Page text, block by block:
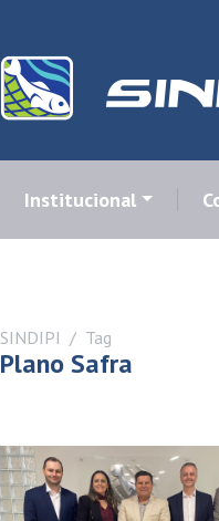
Institucional
SINDIPI Tag
Plano Safra